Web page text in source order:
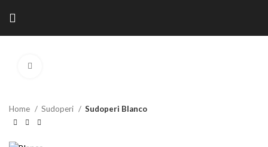
Home Sudoperi Sudoperi Blanco